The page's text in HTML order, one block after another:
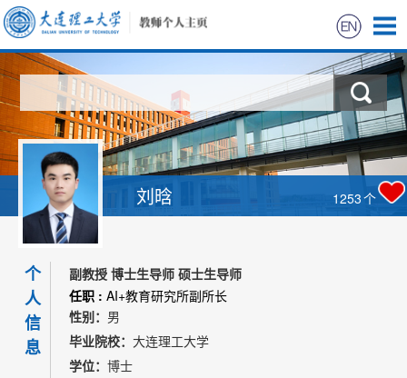
首页
科学研究
教学研究
获奖信息
招生信息
学生信息
刘晗 1253个
个
人
信
息
副教授 博士生导师 硕士生导师
任职 : AI+教育研究所副所长
性别： 男
毕业院校： 大连理工大学
学位： 博士